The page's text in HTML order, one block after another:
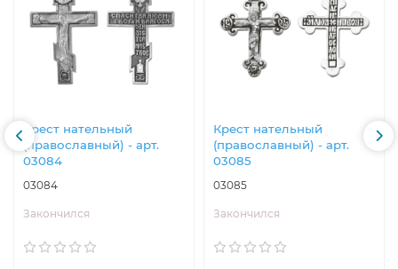
Крест нательный
(православный) - арт.
03084
03084
Закончился
Крест нательный
(православный) - арт.
03085
03085
Закончился